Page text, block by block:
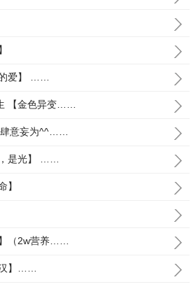
爱】 ……
【金色异变……
意妄为^^……
是光】 ……
】
（2w营养……
】……